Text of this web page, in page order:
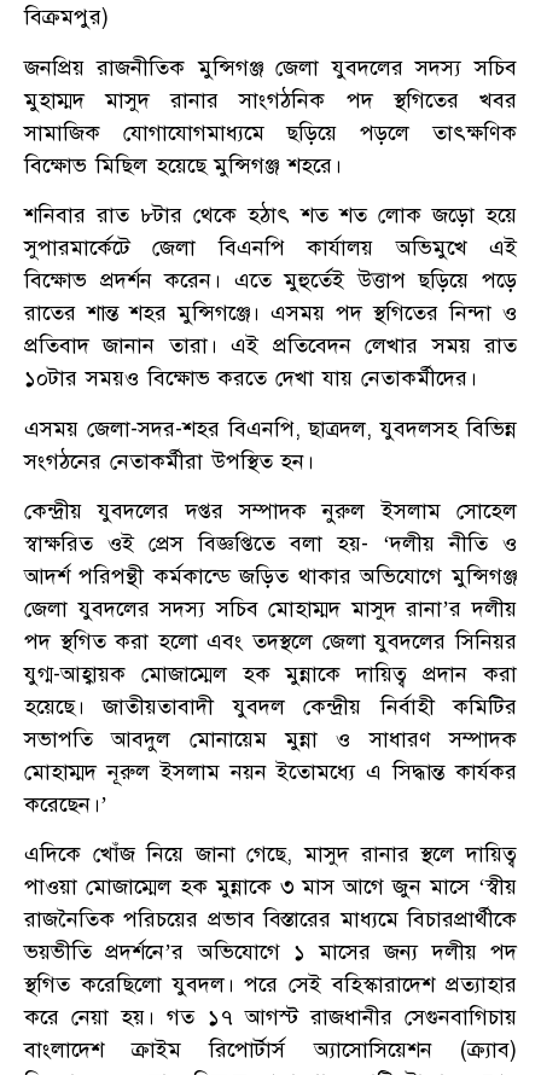
বিক্রমপুর)
জনপ্রিয় রাজনীতিক মুন্সিগঞ্জ জেলা যুবদলের সদস্য সচিব
মুহাম্মদ মাসুদ রানার সাংগঠনিক পদ স্থগিতের খবর
সামাজিক যোগাযোগমাধ্যমে ছড়িয়ে পড়লে তাৎক্ষণিক
বিক্ষোভ মিছিল হয়েছে মুন্সিগঞ্জ শহরে।
শনিবার রাত ৮টার থেকে হঠাৎ শত শত লোক জড়ো হয়ে
সুপারমার্কেটে জেলা বিএনপি কার্যালয় অভিমুখে এই
বিক্ষোভ প্রদর্শন করেন। এতে মুহুর্তেই উত্তাপ ছড়িয়ে পড়ে
রাতের শান্ত শহর মুন্সিগঞ্জে। এসময় পদ স্থগিতের নিন্দা ও
প্রতিবাদ জানান তারা। এই প্রতিবেদন লেখার সময় রাত
১০টার সময়ও বিক্ষোভ করতে দেখা যায় নেতাকর্মীদের।
এসময় জেলা-সদর-শহর বিএনপি, ছাত্রদল, যুবদলসহ বিভিন্ন
সংগঠনের নেতাকর্মীরা উপস্থিত হন।
কেন্দ্রীয় যুবদলের দপ্তর সম্পাদক নুরুল ইসলাম সোহেল
স্বাক্ষরিত ওই প্রেস বিজ্ঞপ্তিতে বলা হয়- ‘দলীয় নীতি ও
আদর্শ পরিপন্থী কর্মকান্ডে জড়িত থাকার অভিযোগে মুন্সিগঞ্জ
জেলা যুবদলের সদস্য সচিব মোহাম্মদ মাসুদ রানা’র দলীয়
পদ স্থগিত করা হলো এবং তদস্থলে জেলা যুবদলের সিনিয়র
যুগ্ম-আহ্বায়ক মোজাম্মেল হক মুন্নাকে দায়িত্ব প্রদান করা
হয়েছে। জাতীয়তাবাদী যুবদল কেন্দ্রীয় নির্বাহী কমিটির
সভাপতি আবদুল মোনায়েম মুন্না ও সাধারণ সম্পাদক
মোহাম্মদ নূরুল ইসলাম নয়ন ইতোমধ্যে এ সিদ্ধান্ত কার্যকর
করেছেন।’
এদিকে খোঁজ নিয়ে জানা গেছে, মাসুদ রানার স্থলে দায়িত্ব
পাওয়া মোজাম্মেল হক মুন্নাকে ৩ মাস আগে জুন মাসে ‘স্বীয়
রাজনৈতিক পরিচয়ের প্রভাব বিস্তারের মাধ্যমে বিচারপ্রার্থীকে
ভয়ভীতি প্রদর্শনে’র অভিযোগে ১ মাসের জন্য দলীয় পদ
স্থগিত করেছিলো যুবদল। পরে সেই বহিস্কারাদেশ প্রত্যাহার
করে নেয়া হয়। গত ১৭ আগস্ট রাজধানীর সেগুনবাগিচায়
বাংলাদেশ ক্রাইম রিপোর্টার্স অ্যাসোসিয়েশন (ক্র্যাব)